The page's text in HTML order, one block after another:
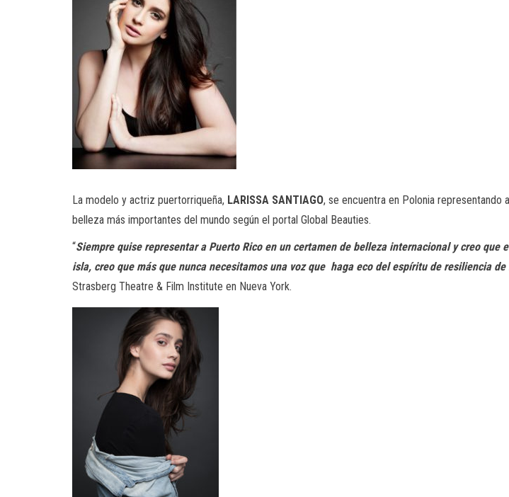
La modelo y actriz puertorriqueña, LARISSA SANTIAGO, se encuentra en Polonia representando
belleza más importantes del mundo según el portal Global Beauties.
“Siempre quise representar a Puerto Rico en un certamen de belleza internacional y creo
isla, creo que más que nunca necesitamos una voz que haga eco del espíritu de resiliencia
Strasberg Theatre & Film Institute en Nueva York.